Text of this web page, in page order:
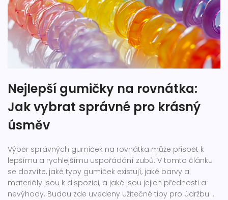
Nejlepší gumičky na rovnátka:
Jak vybrat správné pro krásný
úsměv
Výběr správných gumiček na rovnátka může přispět k
lepšímu a rychlejšímu uspořádání zubů. V tomto článku
se dozvíte, jaké typy gumiček existují, jaké barvy a
materiály jsou k dispozici, a jaké jsou jejich přednosti a
nevýhody. Budou zde uvedeny užitečné tipy pro údržbu a